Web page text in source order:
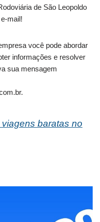
de São Leopoldo
mail!
você pode abordar
informações e resolver
sua mensagem
.
baratas no